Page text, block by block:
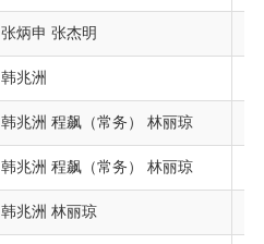
张炳申 张杰明
韩兆洲
韩兆洲 程飙（常务） 林丽琼
韩兆洲 程飙（常务） 林丽琼
韩兆洲 林丽琼